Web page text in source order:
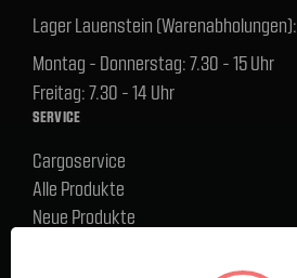
Lager Lauenstein (Warenabholungen):
Montag - Donnerstag: 7.30 - 15 Uhr
Freitag: 7.30 - 14 Uhr
SERVICE
Cargoservice
Alle Produkte
Neue Produkte